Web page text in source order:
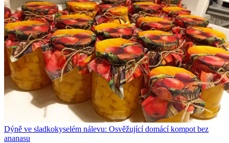
Dýně ve sladkokyselém nálevu: Osvěžující domácí kompot bez
ananasu